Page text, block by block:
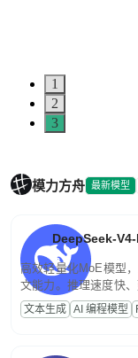
1
2
3
模力方舟 最新模型
DeepSeek-
高效轻量化MoE模型
文能力。推理速度快
高并发、轻量化任务
文案处理等普惠刚需
文本生成 AI 编程模型